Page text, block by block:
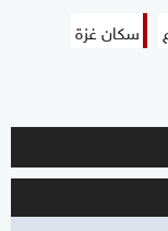
سكان غزة